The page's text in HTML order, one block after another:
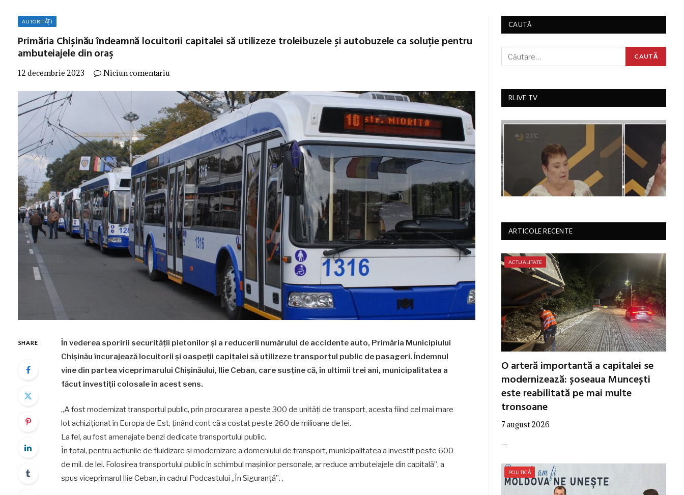
AUTORITĂȚI
Primăria Chișinău îndeamnă locuitorii capitalei să utilizeze troleibuzele și autobuzele ca soluție pentru
ambuteiajele din oraş
12 decembrie 2023 Niciun comentariu
SHARE
În vederea sporirii securității pietonilor și a reducerii numărului de accidente auto, Primăria Municipiului
Chișinău încurajează locuitorii și oaspeții capitalei să utilizeze transportul public de pasageri. Îndemnul
vine din partea viceprimarului Chișinăului, Ilie Ceban, care susține că, în ultimii trei ani, municipalitatea a
făcut investiții colosale în acest sens.
,,A fost modernizat transportul public, prin procurarea a peste 300 de unități de transport, acesta fiind cel mai mare
lot achiziționat în Europa de Est, ținând cont că a costat peste 260 de milioane de lei.
La fel, au fost amenajate benzi dedicate transportului public.
În total, pentru acţiunile de fluidizare şi modernizare a domeniului de transport, municipalitatea a investit peste 600
de mil. de lei. Folosirea transportului public în schimbul mașinilor personale, ar reduce ambuteiajele din capitală”, a
spus viceprimarul Ilie Ceban, în cadrul Podcastului „În Siguranță”. ,
CAUTĂ
RLIVE TV
ARTICOLE RECENTE
ACTUALITATE
O arteră importantă a capitalei se
modernizează: șoseaua Muncești
este reabilitată pe mai multe
tronsoane
7 august 2026
…
POLITICĂ